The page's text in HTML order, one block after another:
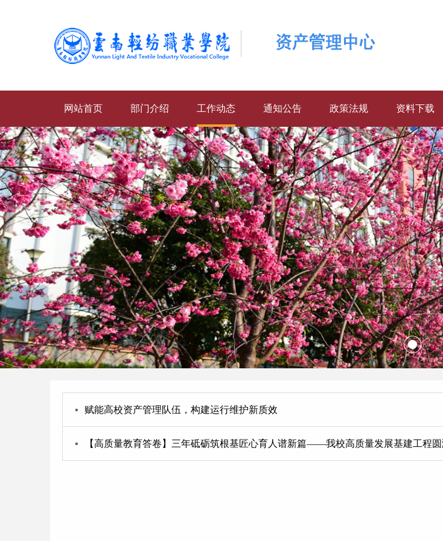
网站首页 部门介绍 工作动态 通知公告 政策法规 资料下载
▪ 赋能高校资产管理队伍，构建运行维护新质效
▪ 【高质量教育答卷】三年砥砺筑根基匠心育人谱新篇——我校高质量发展基建工程